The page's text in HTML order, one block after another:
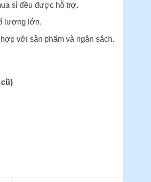
sỉ đều được hỗ trợ.
lượng lớn.
với sản phẩm và ngân sách.